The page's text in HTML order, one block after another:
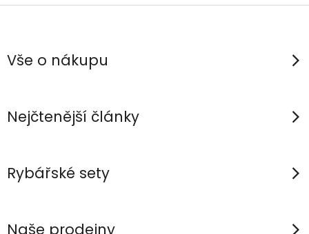
Z
pVše o nákupu
Nejčtenější články
Rybářské sety
Naše prodejny